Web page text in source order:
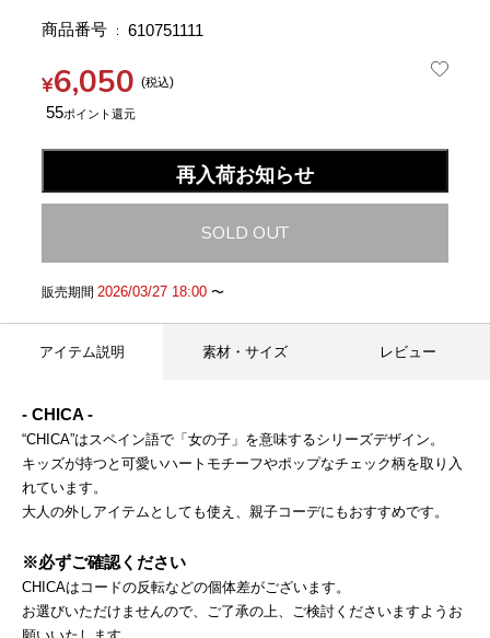
商品番号 610751111
¥6,050 税込
55
再入荷お知らせ
SOLD OUT
販売期間 2026/03/27 18:00〜
アイテム説明 素材・サイズ レビュー
- CHICA -
“CHICA”はスペイン語で「女の子」を意味するシリーズデザイン。
キッズが持つと可愛いハートモチーフやポップなチェック柄を取り入
れています。
大人の外しアイテムとしても使え、親子コーデにもおすすめです。
※必ずご確認ください
CHICAはコードの反転などの個体差がございます。
お選びいただけませんので、ご了承の上、ご検討くださいますようお